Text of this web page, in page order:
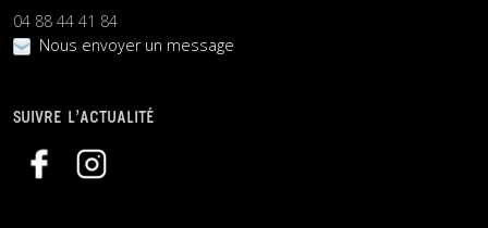
04 88 44 41 84
Nous envoyer un message
SUIVRE L’ACTUALITÉ